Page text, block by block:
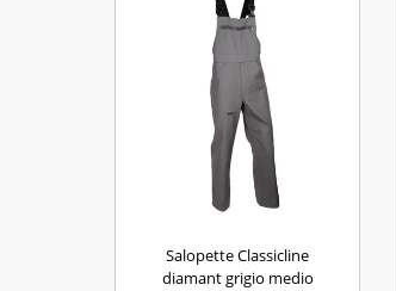
Salopette Classicline
diamant grigio medio